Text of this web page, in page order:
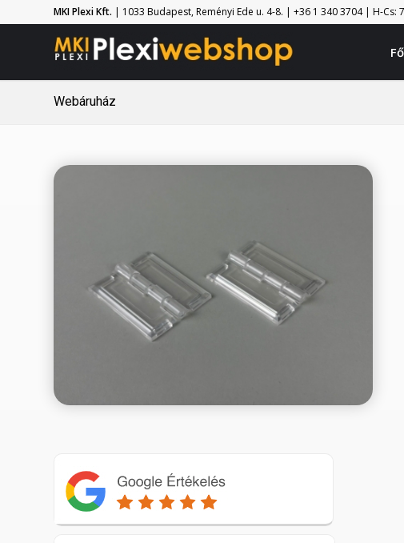
MKI Plexi Kft. | 1033 Budapest, Reményi Ede u. 4-8. | +36 1 340 3704 | H-Cs:
Webáruház